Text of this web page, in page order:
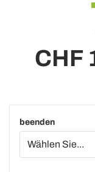
CHF
beenden